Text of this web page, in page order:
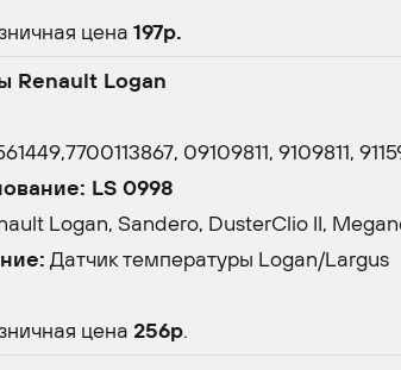
цена 197р.
Renault Logan
09109811, 9109811,
LS 0998
Logan, Sandero, DusterClio II,
Датчик температуры Logan/Largus
цена 256р.